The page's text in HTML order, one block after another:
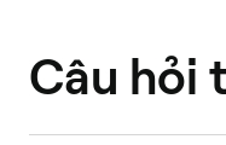
Câu hỏi